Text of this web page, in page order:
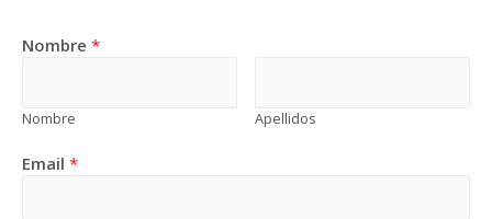
Nombre *
Nombre Apellidos
Email *